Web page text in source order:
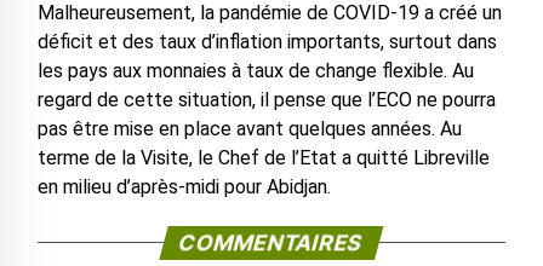
Malheureusement, la pandémie de COVID-19 a créé un
déficit et des taux d’inflation importants, surtout dans
les pays aux monnaies à taux de change flexible. Au
regard de cette situation, il pense que l’ECO ne pourra
pas être mise en place avant quelques années. Au
terme de la Visite, le Chef de l’Etat a quitté Libreville
en milieu d’après-midi pour Abidjan.
COMMENTAIRES